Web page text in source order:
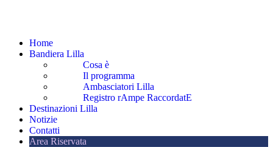
Home
Bandiera Lilla
Cosa è
Il programma
Ambasciatori Lilla
Registro rAmpe RaccordatE
Destinazioni Lilla
Notizie
Contatti
Area Riservata